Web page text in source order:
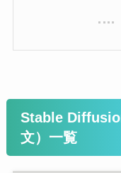
Stable
文）一覧